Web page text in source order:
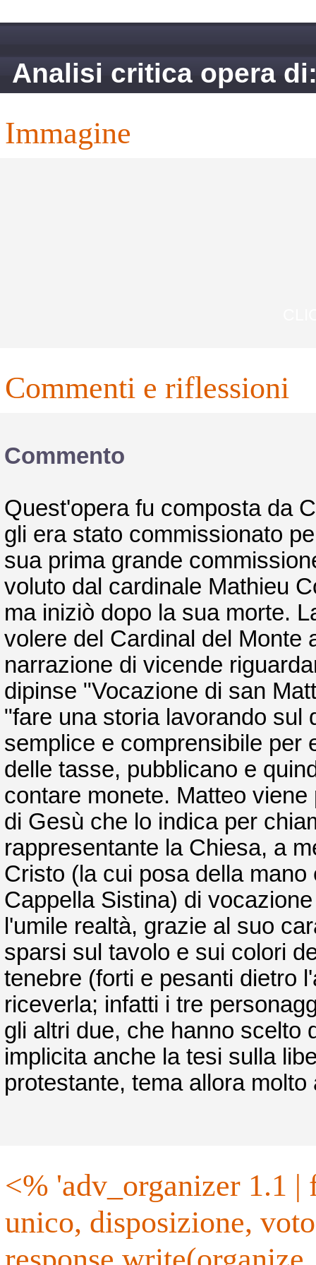
Analisi critica opera
immagine
commenti e riflessioni
Commento
Quest'opera fu composta da
gli era stato commissionato
sua prima grande
voluto dal cardinale Mathieu
ma iniziò dopo la sua morte.
volere del Cardinal del Monte
narrazione di vicende
dipinse "Vocazione di san
"fare una storia lavorando sul
semplice e comprensibile per
delle tasse, pubblicano e
contare monete. Matteo
di Gesù che lo indica per
rappresentante la Chiesa, a
Cristo (la cui posa della
Cappella Sistina) di
l'umile realtà, grazie al suo
sparsi sul tavolo e sui colori
tenebre (forti e pesanti dietro
riceverla; infatti i tre
gli altri due, che hanno scelto
implicita anche la tesi sulla
protestante, tema allora molto
<% 'adv_organizer 1.1 | formato, categoria, base, altezza,
unico, disposizione,